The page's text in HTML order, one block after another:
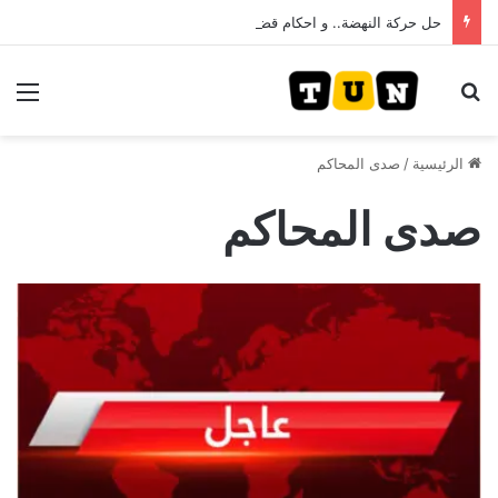
بحث عن
الرئيسية / صدى المحاكم
صدى المحاكم